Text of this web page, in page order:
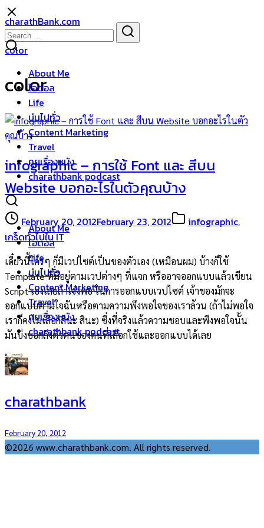
Skip
to
content
charathBank.com
About Me
ไอดอล
Life
บ่นไปทั่ว
Content Marketing
Travel
คุยเรื่องหนัง
charathbank podcast
About Me
ไอดอล
Life
บ่นไปทั่ว
Content Marketing
Travel
คุยเรื่องหนัง
charathbank podcast
Search
for:
color
color
infographic – การใช้ Font และ สีบน
Website บอกอะไรในตัวคุณบ้าง
February 20, 2012February 23, 2012 infographic,
เกร็ดทั่วไปใน IT
เดี๋ยวนี้ใครๆ ก็มีเวปไซต์เป็นของตัวเอง (เหมือนผม) บ้างก็ใช้
Template ที่มีอยู่ตามเวปต่างๆ ที่แจก หรืออาจออกแบบแล้วเขียน
Script เองเลยถ้าเจ๋งพอ ในการออกแบบเวปไซต์ เจ้าของมักจะ
ออกแบบตามใจฉันหรือตามความพึงพอใจของเราล้วน (ถ้าไม่พอใจ
เราก็คงไม่เลือกสินะ สินะ) ซึ่งที่จริงแล้วความชอบและพึงพอใจนั้น
มันบ่งบอกถึงตัวตนของคนที่เลือกใช้และออกแบบได้เลย
charathbank
February 20, 2012
©2026 www.charathbank.com. All rights reserved.